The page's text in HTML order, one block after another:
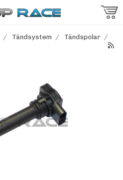
/ Tändsystem / Tändspolar /